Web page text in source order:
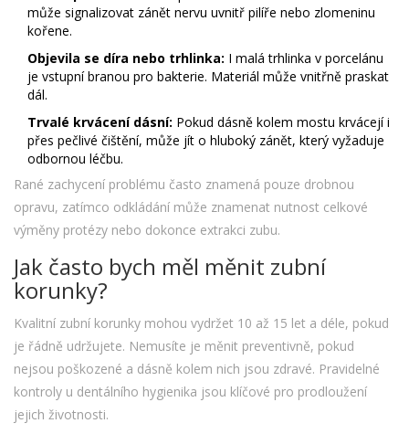
může signalizovat zánět nervu uvnitř pilíře nebo zlomeninu
kořene.
Objevila se díra nebo trhlinka: I malá trhlinka v porcelánu
je vstupní branou pro bakterie. Materiál může vnitřně praskat
dál.
Trvalé krvácení dásní: Pokud dásně kolem mostu krvácejí i
přes pečlivé čištění, může jít o hluboký zánět, který vyžaduje
odbornou léčbu.
Rané zachycení problému často znamená pouze drobnou
opravu, zatímco odkládání může znamenat nutnost celkové
výměny protézy nebo dokonce extrakci zubu.
Jak často bych měl měnit zubní
korunky?
Kvalitní zubní korunky mohou vydržet 10 až 15 let a déle, pokud
je řádně udržujete. Nemusíte je měnit preventivně, pokud
nejsou poškozené a dásně kolem nich jsou zdravé. Pravidelné
kontroly u dentálního hygienika jsou klíčové pro prodloužení
jejich životnosti.